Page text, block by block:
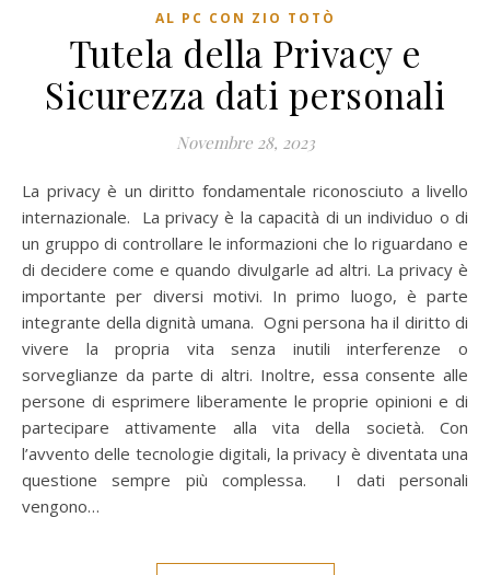
AL PC CON ZIO TOTÒ
Tutela della Privacy e
Sicurezza dati personali
Novembre 28, 2023
La privacy è un diritto fondamentale riconosciuto a livello
internazionale. La privacy è la capacità di un individuo o di
un gruppo di controllare le informazioni che lo riguardano e
di decidere come e quando divulgarle ad altri. La privacy è
importante per diversi motivi. In primo luogo, è parte
integrante della dignità umana. Ogni persona ha il diritto di
vivere la propria vita senza inutili interferenze o
sorveglianze da parte di altri. Inoltre, essa consente alle
persone di esprimere liberamente le proprie opinioni e di
partecipare attivamente alla vita della società. Con
l’avvento delle tecnologie digitali, la privacy è diventata una
questione sempre più complessa. I dati personali
vengono…